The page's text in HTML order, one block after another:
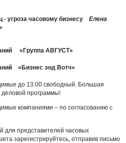
- угроза часовому бизнесу Елена
«Группа АВГУСТ»
«Бизнес энд Вотч»
до 13:00 свободный. Большая
деловой программы!
компаниями – по согласованию с
представителей часовых
зарегистрируйтесь, отправив письмо